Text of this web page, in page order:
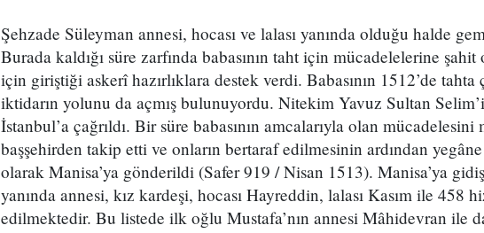
Şehzade Süleyman annesi, hocası ve lalası yanında olduğu halde
Burada kaldığı süre zarfında babasının taht için mücadelelerine
için giriştiği askerî hazırlıklara destek verdi. Babasının 1512’de tahta
iktidarın yolunu da açmış bulunuyordu. Nitekim Yavuz Sultan
İstanbul’a çağrıldı. Bir süre babasının amcalarıyla olan
başşehirden takip etti ve onların bertaraf edilmesinin ardından
olarak Manisa’ya gönderildi (Safer 919 / Nisan 1513). Manisa’ya
yanında annesi, kız kardeşi, hocası Hayreddin, lalası Kasım ile 458
edilmektedir. Bu listede ilk oğlu Mustafa’nın annesi Mâhidevran ile